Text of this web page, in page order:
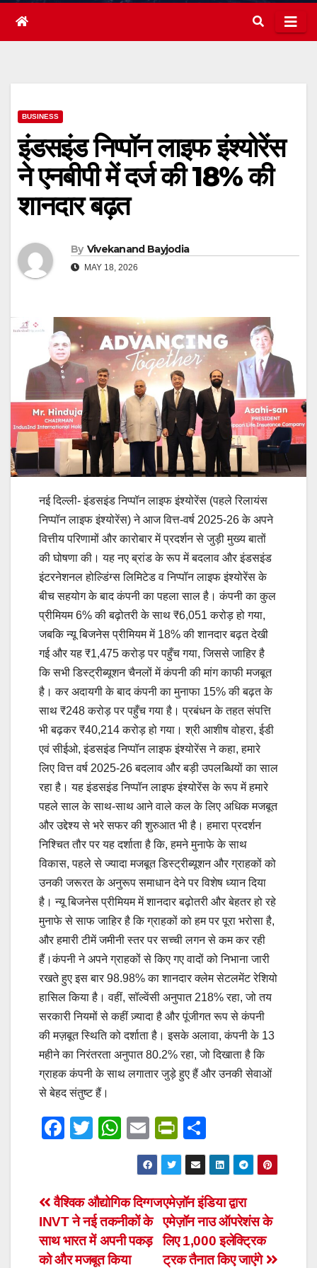
BUSINESS
इंडसइंड निप्पॉन लाइफ इंश्योरेंस
ने एनबीपी में दर्ज की 18% की
शानदार बढ़त
By Vivekanand Bayjodia
MAY 18, 2026
नई दिल्ली- इंडसइंड निप्पॉन लाइफ इंश्योरेंस (पहले रिलायंस
निप्पॉन लाइफ इंश्योरेंस) ने आज वित्त-वर्ष 2025-26 के अपने
वित्तीय परिणामों और कारोबार में प्रदर्शन से जुड़ी मुख्य बातों
की घोषणा की। यह नए ब्रांड के रूप में बदलाव और इंडसइंड
इंटरनेशनल होल्डिंग्स लिमिटेड व निप्पॉन लाइफ इंश्योरेंस के
बीच सहयोग के बाद कंपनी का पहला साल है। कंपनी का कुल
प्रीमियम 6% की बढ़ोतरी के साथ ₹6,051 करोड़ हो गया,
जबकि न्यू बिजनेस प्रीमियम में 18% की शानदार बढ़त देखी
गई और यह ₹1,475 करोड़ पर पहुँच गया, जिससे जाहिर है
कि सभी डिस्ट्रीब्यूशन चैनलों में कंपनी की मांग काफी मजबूत
है। कर अदायगी के बाद कंपनी का मुनाफा 15% की बढ़त के
साथ ₹248 करोड़ पर पहुँच गया है। प्रबंधन के तहत संपत्ति
भी बढ़कर ₹40,214 करोड़ हो गया। श्री आशीष वोहरा, ईडी
एवं सीईओ, इंडसइंड निप्पॉन लाइफ इंश्योरेंस ने कहा, हमारे
लिए वित्त वर्ष 2025-26 बदलाव और बड़ी उपलब्धियों का साल
रहा है। यह इंडसइंड निप्पॉन लाइफ इंश्योरेंस के रूप में हमारे
पहले साल के साथ-साथ आने वाले कल के लिए अधिक मजबूत
और उद्देश्य से भरे सफर की शुरुआत भी है। हमारा प्रदर्शन
निश्चित तौर पर यह दर्शाता है कि, हमने मुनाफे के साथ
विकास, पहले से ज्यादा मजबूत डिस्ट्रीब्यूशन और ग्राहकों को
उनकी जरूरत के अनुरूप समाधान देने पर विशेष ध्यान दिया
है। न्यू बिजनेस प्रीमियम में शानदार बढ़ोतरी और बेहतर हो रहे
मुनाफे से साफ जाहिर है कि ग्राहकों को हम पर पूरा भरोसा है,
और हमारी टीमें जमीनी स्तर पर सच्ची लगन से कम कर रही
हैं।कंपनी ने अपने ग्राहकों से किए गए वादों को निभाना जारी
रखते हुए इस बार 98.98% का शानदार क्लेम सेटलमेंट रेशियो
हासिल किया है। वहीं, सॉल्वेंसी अनुपात 218% रहा, जो तय
सरकारी नियमों से कहीं ज़्यादा है और पूंजीगत रूप से कंपनी
की मज़बूत स्थिति को दर्शाता है। इसके अलावा, कंपनी के 13
महीने का निरंतरता अनुपात 80.2% रहा, जो दिखाता है कि
ग्राहक कंपनी के साथ लगातार जुड़े हुए हैं और उनकी सेवाओं
से बेहद संतुष्ट हैं।
F
e
b
o
T
er
W
at
s
A
p
E
m
ail
Pr
in
tF
ri
e
n
h
ar
e
Post
navigation
एमेज़ॉन इंडिया द्वारा
एमेज़ॉन नाउ ऑपरेशंस के
लिए 1,000 इलेक्ट्रिक
ट्रक तैनात किए जाएंगे
वैश्विक औद्योगिक दिग्‍गज
INVT ने नई तकनीकों के
साथ भारत में अपनी पकड़
को और मजबूत किया